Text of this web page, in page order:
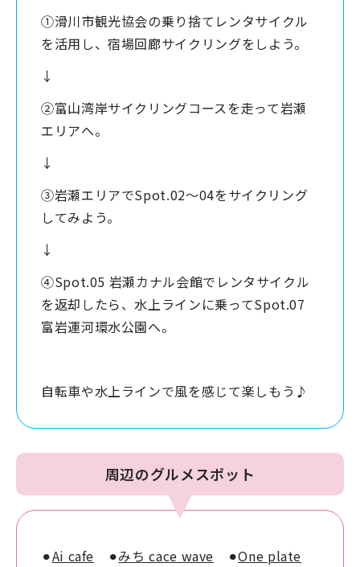
①滑川市観光協会の乗り捨てレンタサイクル
を活用し、宿場回廊サイクリングをしよう。
↓
②富山湾岸サイクリングコースを走って岩瀬
エリアへ。
↓
③岩瀬エリアでSpot.02〜04をサイクリング
してみよう。
↓
④Spot.05 岩瀬カナル会館でレンタサイクル
を返却したら、水上ラインに乗ってSpot.07
富岩運河環水公園へ。
自転車や水上ラインで風を感じて楽しもう♪
周辺のグルメスポット
⚫︎Ai cafe ⚫︎みち cace wave ⚫︎One plate